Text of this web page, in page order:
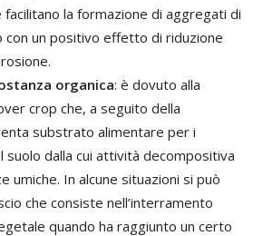
facilitano la formazione di aggregati di
con un positivo effetto di riduzione
organica: è dovuto alla
crop che, a seguito della
substrato alimentare per i
suolo dalla cui attività decompositiva
umiche. In alcune situazioni si può
che consiste nell’interramento
quando ha raggiunto un certo